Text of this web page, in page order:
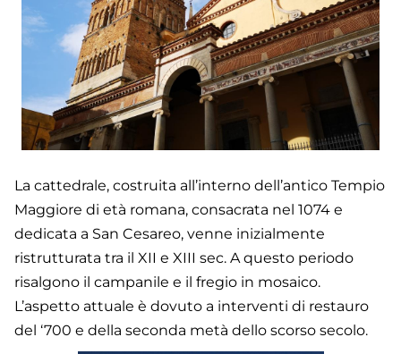
La cattedrale, costruita all’interno dell’antico Tempio
Maggiore di età romana, consacrata nel 1074 e
dedicata a San Cesareo, venne inizialmente
ristrutturata tra il XII e XIII sec. A questo periodo
risalgono il campanile e il fregio in mosaico.
L’aspetto attuale è dovuto a interventi di restauro
del ‘700 e della seconda metà dello scorso secolo.